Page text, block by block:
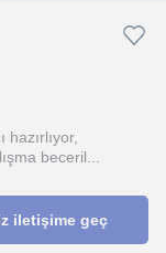
beceril...
iletişime geç